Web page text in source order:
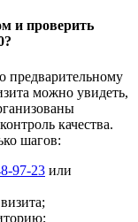
и проверить
предварительному
можно увидеть,
качества.
шагов:
97-23 или